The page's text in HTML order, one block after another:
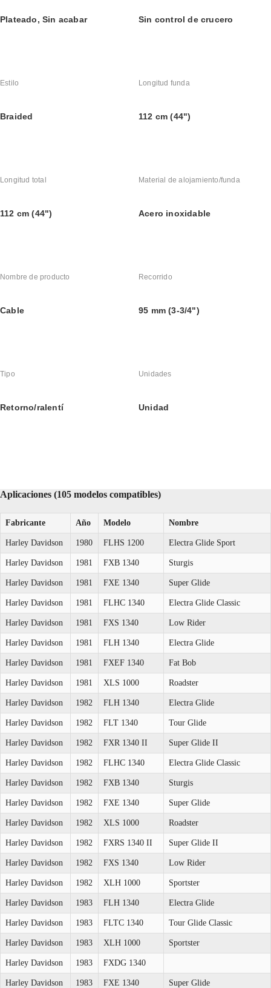
Plateado, Sin acabar Sin control de crucero
Estilo
Braided
Longitud funda
112 cm (44")
Longitud total
112 cm (44")
Material de alojamiento/funda
Acero inoxidable
Nombre de producto
Cable
Recorrido
95 mm (3-3/4")
Tipo
Retorno/ralentí
Unidades
Unidad
Aplicaciones (105 modelos compatibles)
Fabricante Año Modelo Nombre
Harley Davidson 1980 FLHS 1200 Electra Glide Sport
Harley Davidson 1981 FXB 1340 Sturgis
Harley Davidson 1981 FXE 1340 Super Glide
Harley Davidson 1981 FLHC 1340 Electra Glide Classic
Harley Davidson 1981 FXS 1340 Low Rider
Harley Davidson 1981 FLH 1340 Electra Glide
Harley Davidson 1981 FXEF 1340 Fat Bob
Harley Davidson 1981 XLS 1000 Roadster
Harley Davidson 1982 FLH 1340 Electra Glide
Harley Davidson 1982 FLT 1340 Tour Glide
Harley Davidson 1982 FXR 1340 II Super Glide II
Harley Davidson 1982 FLHC 1340 Electra Glide Classic
Harley Davidson 1982 FXB 1340 Sturgis
Harley Davidson 1982 FXE 1340 Super Glide
Harley Davidson 1982 XLS 1000 Roadster
Harley Davidson 1982 FXRS 1340 II Super Glide II
Harley Davidson 1982 FXS 1340 Low Rider
Harley Davidson 1982 XLH 1000 Sportster
Harley Davidson 1983 FLH 1340 Electra Glide
Harley Davidson 1983 FLTC 1340 Tour Glide Classic
Harley Davidson 1983 XLH 1000 Sportster
Harley Davidson 1983 FXDG 1340
Harley Davidson 1983 FXE 1340 Super Glide